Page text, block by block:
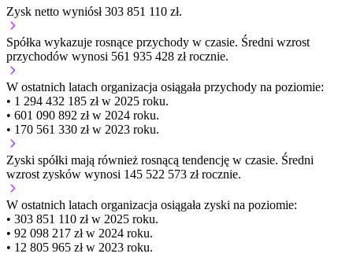
Zysk netto wyniósł 303 851 110 zł.
Spółka wykazuje rosnące przychody w czasie. Średni wzrost
przychodów wynosi 561 935 428 zł rocznie.
W ostatnich latach organizacja osiągała przychody na poziomie:
• 1 294 432 185 zł w 2025 roku.
• 601 090 892 zł w 2024 roku.
• 170 561 330 zł w 2023 roku.
Zyski spółki mają również rosnącą tendencję w czasie. Średni
wzrost zysków wynosi 145 522 573 zł rocznie.
W ostatnich latach organizacja osiągała zyski na poziomie:
• 303 851 110 zł w 2025 roku.
• 92 098 217 zł w 2024 roku.
• 12 805 965 zł w 2023 roku.